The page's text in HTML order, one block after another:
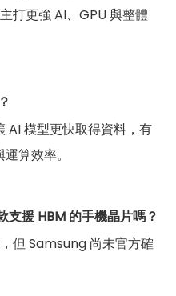
打更強 AI、GPU 與整體
AI 模型更快取得資料，有
算效率。
援 HBM 的手機晶片嗎？
但 Samsung 尚未官方確